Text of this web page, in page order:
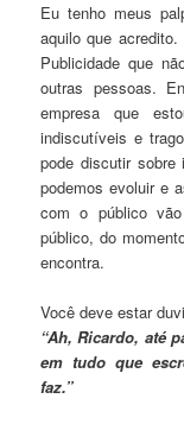
Eu tenho meus
aquilo que
Publicidade que
outras pessoas.
empresa que
indiscutíveis e
pode discutir
podemos evoluir e
com o público
público, do
encontra.
Você deve estar
“Ah, Ricardo, até
em tudo que
faz.”